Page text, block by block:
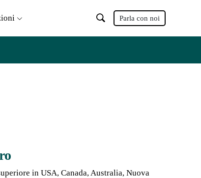
Parla con noi
in USA, Canada, Australia, Nuova